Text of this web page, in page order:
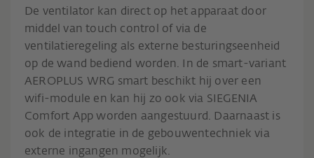
De ventilator kan direct op het apparaat door
middel van touch control of via de
ventilatieregeling als externe besturingseenheid
op de wand bediend worden. In de smart-variant
AEROPLUS WRG smart beschikt hij over een
wifi-module en kan hij zo ook via SIEGENIA
Comfort App worden aangestuurd. Daarnaast is
ook de integratie in de gebouwentechniek via
externe ingangen mogelijk.